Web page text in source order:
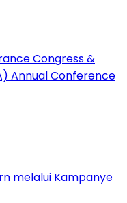
Congress &
Annual Conference
melalui Kampanye